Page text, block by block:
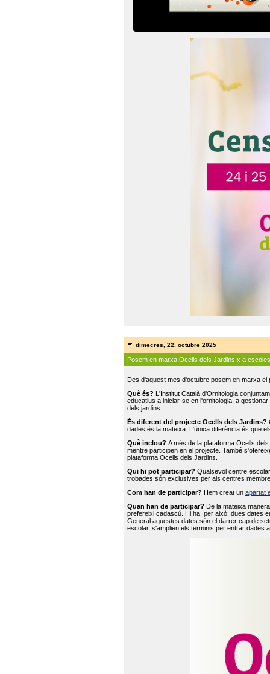
dimecres, 22. octubre 2025
Posem en marxa Ocells dels Jardins x a escoles
Des d'aquest mes d'octubre posem en marxa
Què és? L'Institut Català d'Ornitologia
educatius a iniciar-se en l'ornitologia, a
dels jardins.
És diferent del projecte Ocells dels Jardins?
dades és la mateixa. L'única diferència és que
Què inclou? A més de la plataforma Ocells
mentre participen en el projecte. També
plataforma Ocells dels Jardins.
Qui hi pot participar? Qualsevol centre
trobades són exclusives per als centres
Com han de participar? Hem creat un apartat
Quan han de participar? De la mateixa
prefereixi cadascú. Hi ha, per això, dues dates
General aquestes dates són el darrer cap de
escolar, s'amplien els terminis per entrar dades